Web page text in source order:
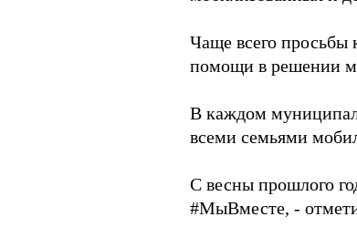
Чаще всего
помощи в решении
В каждом
всеми семьями
С весны прошлого
#МыВместе, -